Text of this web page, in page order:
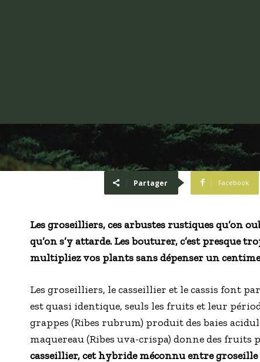
Partager Facebook
Les groseilliers, ces arbustes rustiques qu’on
qu’on s’y attarde. Les bouturer, c’est presque
multipliez vos plants sans dépenser un
Les groseilliers, le casseillier et le cassis font
est quasi identique, seuls les fruits et leur
grappes (Ribes rubrum) produit des baies
maquereau (Ribes uva-crispa) donne des fruits
casseillier, cet hybride méconnu entre